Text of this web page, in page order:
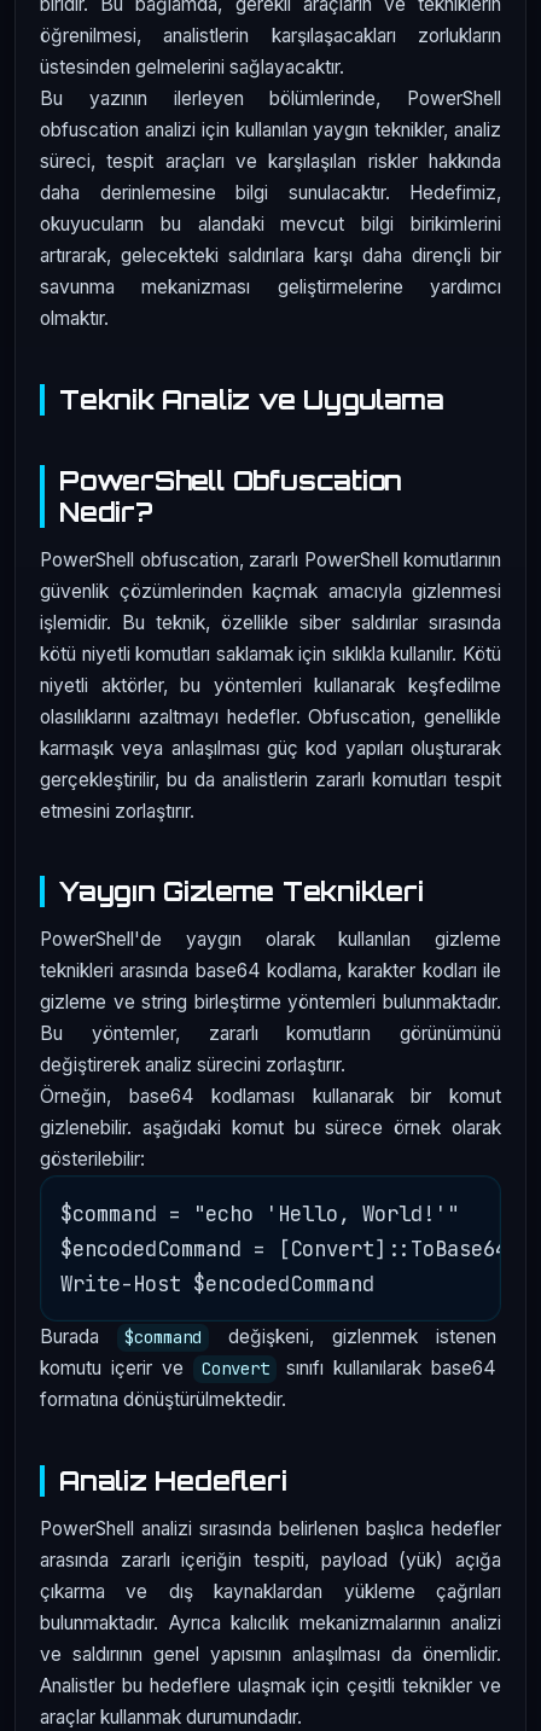
biridir. Bu bağlamda, gerekli araçların ve tekniklerin
öğrenilmesi, analistlerin karşılaşacakları zorlukların
üstesinden gelmelerini sağlayacaktır.
Bu yazının ilerleyen bölümlerinde, PowerShell
obfuscation analizi için kullanılan yaygın teknikler, analiz
süreci, tespit araçları ve karşılaşılan riskler hakkında
daha derinlemesine bilgi sunulacaktır. Hedefimiz,
okuyucuların bu alandaki mevcut bilgi birikimlerini
artırarak, gelecekteki saldırılara karşı daha dirençli bir
savunma mekanizması geliştirmelerine yardımcı
olmaktır.
Teknik Analiz ve Uygulama
PowerShell Obfuscation
Nedir?
PowerShell obfuscation, zararlı PowerShell komutlarının
güvenlik çözümlerinden kaçmak amacıyla gizlenmesi
işlemidir. Bu teknik, özellikle siber saldırılar sırasında
kötü niyetli komutları saklamak için sıklıkla kullanılır. Kötü
niyetli aktörler, bu yöntemleri kullanarak keşfedilme
olasılıklarını azaltmayı hedefler. Obfuscation, genellikle
karmaşık veya anlaşılması güç kod yapıları oluşturarak
gerçekleştirilir, bu da analistlerin zararlı komutları tespit
etmesini zorlaştırır.
Yaygın Gizleme Teknikleri
PowerShell'de yaygın olarak kullanılan gizleme
teknikleri arasında base64 kodlama, karakter kodları ile
gizleme ve string birleştirme yöntemleri bulunmaktadır.
Bu yöntemler, zararlı komutların görünümünü
değiştirerek analiz sürecini zorlaştırır.
Örneğin, base64 kodlaması kullanarak bir komut
gizlenebilir. aşağıdaki komut bu sürece örnek olarak
gösterilebilir:
$command = "echo 'Hello, World!'"
$encodedCommand =
Burada $command
değişkeni, gizlenmek istenen
komutu içerir ve
Convert
sınıfı kullanılarak base64
formatına dönüştürülmektedir.
Analiz Hedefleri
PowerShell analizi sırasında belirlenen başlıca hedefler
arasında zararlı içeriğin tespiti, payload (yük) açığa
çıkarma ve dış kaynaklardan yükleme çağrıları
bulunmaktadır. Ayrıca kalıcılık mekanizmalarının analizi
ve saldırının genel yapısının anlaşılması da önemlidir.
Analistler bu hedeflere ulaşmak için çeşitli teknikler ve
araçlar kullanmak durumundadır.